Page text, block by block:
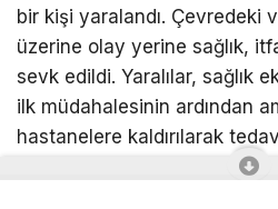
bir kişi yaralandı. Çevredeki
üzerine olay yerine sağlık,
sevk edildi. Yaralılar, sağlık
ilk müdahalesinin ardından
hastanelere kaldırılarak
ekipleri, kazanın yaşandığı